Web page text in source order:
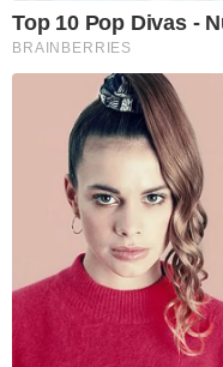
Top 10 Pop Divas -
BRAINBERRIES